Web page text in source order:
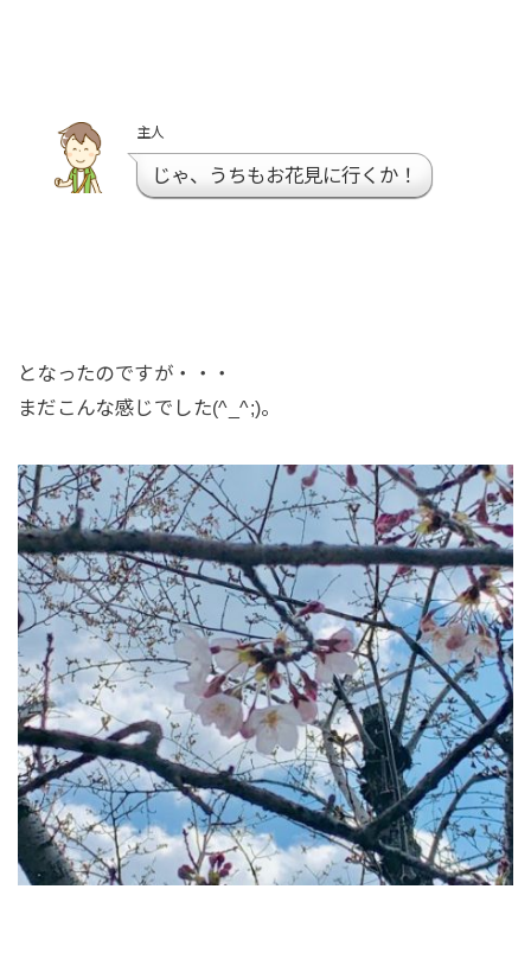
主人
じゃ、うちもお花見に行くか！
となったのですが・・・
まだこんな感じでした(^_^;)。